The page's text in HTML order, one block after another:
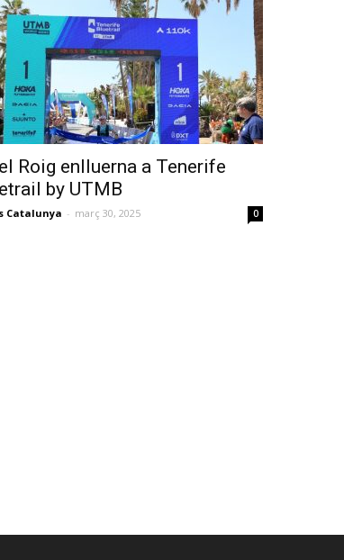
Roig enlluerna a Tenerife
by UTMB
Catalunya - març 30, 2025 0